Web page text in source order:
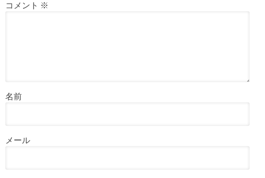
コメント ※
名前
メール